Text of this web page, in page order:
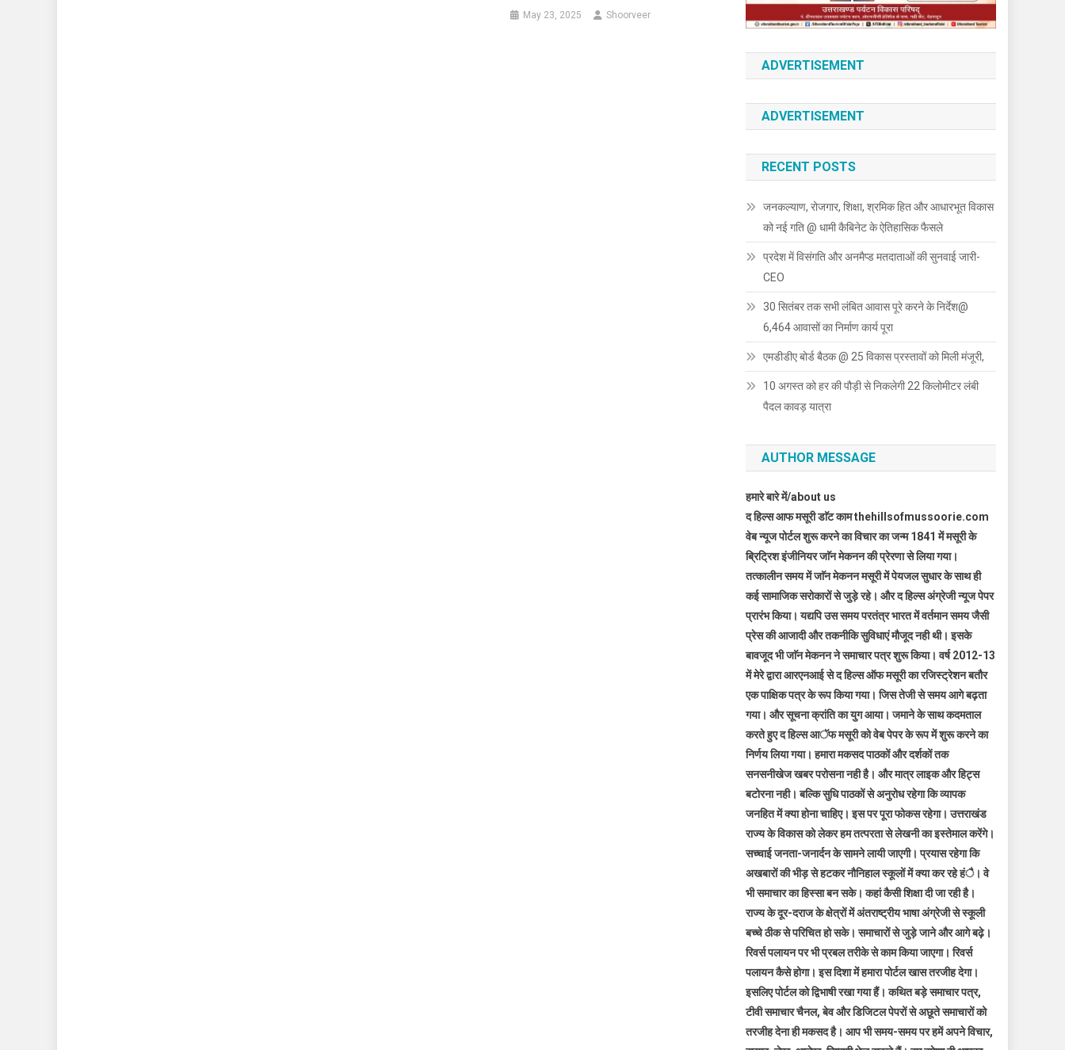
May 23, 2025 Shoorveer
ADVERTISEMENT
ADVERTISEMENT
RECENT POSTS
जनकल्याण, रोजगार, शिक्षा, श्रमिक हित और आधारभूत विकास
को नई गति @ धामी कैबिनेट के ऐतिहासिक फैसले
प्रदेश में विसंगति और अनमैप्ड मतदाताओं की सुनवाई जारी-
CEO
30 सितंबर तक सभी लंबित आवास पूरे करने के निर्देश@
6,464 आवासों का निर्माण कार्य पूरा
एमडीडीए बोर्ड बैठक @ 25 विकास प्रस्तावों को मिली मंजूरी,
10 अगस्त को हर की पौड़ी से निकलेगी 22 किलोमीटर लंबी
पैदल कावड़ यात्रा
AUTHOR MESSAGE
हमारे बारे में/about us
द हिल्स आफ मसूरी डाॅट काम thehillsofmussoorie.com
वेब न्यूज पोर्टल शुरू करने का विचार का जन्म 1841 में मसूरी के
ब्रिट्रिश इंजीनियर जाॅन मेकनन की प्रेरणा से लिया गया।
तत्कालीन समय में जाॅन मेकनन मसूरी में पेयजल सुधार के साथ ही
कई सामाजिक सरोकारों से जुड़े रहे। और द हिल्स अंग्रेजी न्यूज पेपर
प्रारंभ किया। यद्यपि उस समय परतंत्र भारत में वर्तमान समय जैसी
प्रेस की आजादी और तकनीकि सुविधाएं मौजूद नही थी। इसके
बावजूद भी जाॅन मेकनन ने समाचार पत्र शुरू किया। वर्ष 2012-13
में मेरे द्वारा आरएनआई से द हिल्स ऑफ मसूरी का रजिस्ट्रेशन बतौर
एक पाक्षिक पत्र के रूप किया गया। जिस तेजी से समय आगे बढ़ता
गया। और सूचना क्रांति का युग आया। जमाने के साथ कदमताल
करते हुए द हिल्स आॅफ मसूरी को वेब पेपर के रूप में शुरू करने का
निर्णय लिया गया। हमारा मकसद पाठकों और दर्शकों तक
सनसनीखेज खबर परोसना नही है। और मात्र लाइक और हिट्स
बटोरना नही। बल्कि सुधि पाठकों से अनुरोध रहेगा कि व्यापक
जनहित में क्या होना चाहिए। इस पर पूरा फोकस रहेगा। उत्तराखंड
राज्य के विकास को लेकर हम तत्परता से लेखनी का इस्तेमाल करेंगे।
सच्चाई जनता-जनार्दन के सामने लायी जाएगी। प्रयास रहेगा कि
अखबारों की भीड़ से हटकर नौनिहाल स्कूलों में क्या कर रहे हंै। वे
भी समाचार का हिस्सा बन सके। कहां कैसी शिक्षा दी जा रही है।
राज्य के दूर-दराज के क्षेत्रों में अंतराष्ट्रीय भाषा अंग्रेजी से स्कूली
बच्चे ठीक से परिचित हो सके। समाचारों से जुड़े जाने और आगे बढ़े।
रिवर्स पलायन पर भी प्रबल तरीके से काम किया जाएगा। रिवर्स
पलायन कैसे होगा। इस दिशा में हमारा पोर्टल खास तरजीह देगा।
इसलिए पोर्टल को द्विभाषी रखा गया हैं। कथित बड़े समाचार पत्र,
टीवी समाचार चैनल, बेव और डिजिटल पेपरों से अछूते समाचारों को
तरजीह देना ही मकसद है। आप भी समय-समय पर हमें अपने विचार,